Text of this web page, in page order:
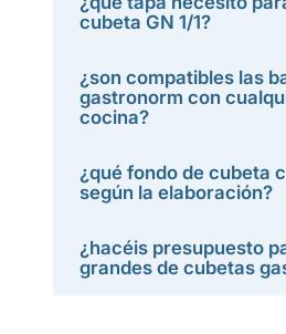
cubeta GN 1/1?
¿son compatibles las
gastronorm con
cocina?
¿qué fondo de cubeta
según la elaboración?
¿hacéis presupuesto
grandes de cubetas